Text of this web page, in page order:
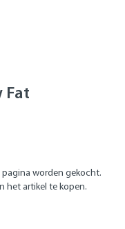
Fat
worden gekocht.
het artikel te kopen.